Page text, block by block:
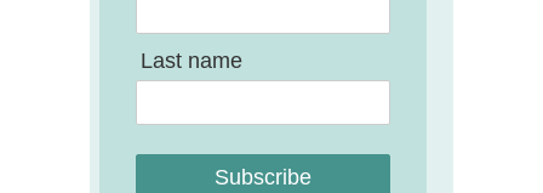
Last name
Subscribe